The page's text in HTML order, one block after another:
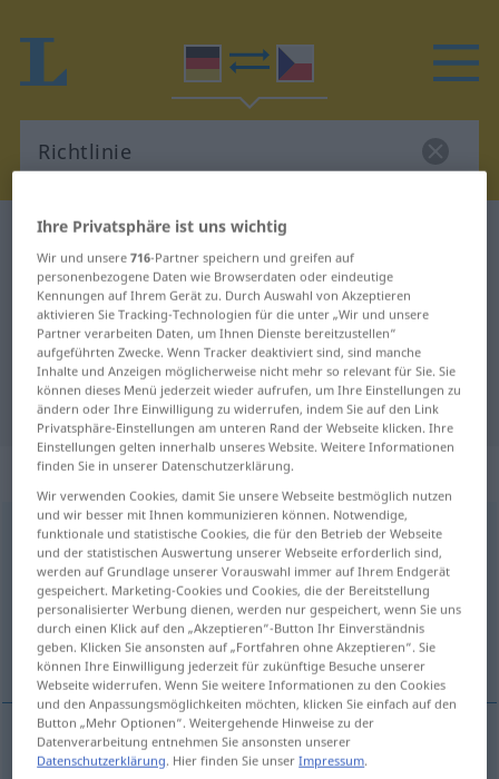
Deutsch-Tschechisch Wörterbuch
Deutsch-Tschechisch Übersetzung
für "Richtlinie"
"Richtlinie" Tschechisch
Übersetzung
„Richtlinie“: feminin
Richtlinief
Übersicht aller Übersetzungen
(Für mehr Details die Übersetzung anklicken/antippen)
smĕrnice
smĕrnicef Richtlinie
Ihre Privatsphäre ist uns wichtig
Wir und unsere716-Partner speichern und greifen auf
personenbezogene Daten wie Browserdaten oder eindeutige
Kennungen auf Ihrem Gerät zu. Durch Auswahl von Akzeptieren
aktivieren Sie Tracking-Technologien für die unter „Wir und unsere
Partner verarbeiten Daten, um Ihnen Dienste bereitzustellen“
aufgeführten Zwecke. Wenn Tracker deaktiviert sind, sind manche
Inhalte und Anzeigen möglicherweise nicht mehr so relevant für Sie. Sie
können dieses Menü jederzeit wieder aufrufen, um Ihre Einstellungen zu
ändern oder Ihre Einwilligung zu widerrufen, indem Sie auf den Link
Privatsphäre-Einstellungen am unteren Rand der Webseite klicken. Ihre
Einstellungen gelten innerhalb unseres Website. Weitere Informationen
finden Sie in unserer Datenschutzerklärung.
Wir verwenden Cookies, damit Sie unsere Webseite bestmöglich nutzen
und wir besser mit Ihnen kommunizieren können. Notwendige,
funktionale und statistische Cookies, die für den Betrieb der Webseite
und der statistischen Auswertung unserer Webseite erforderlich sind,
werden auf Grundlage unserer Vorauswahl immer auf Ihrem Endgerät
gespeichert. Marketing-Cookies und Cookies, die der Bereitstellung
personalisierter Werbung dienen, werden nur gespeichert, wenn Sie uns
durch einen Klick auf den „Akzeptieren“-Button Ihr Einverständnis
geben. Klicken Sie ansonsten auf „Fortfahren ohne Akzeptieren“. Sie
können Ihre Einwilligung jederzeit für zukünftige Besuche unserer
Webseite widerrufen. Wenn Sie weitere Informationen zu den Cookies
und den Anpassungsmöglichkeiten möchten, klicken Sie einfach auf den
Button „Mehr Optionen“. Weitergehende Hinweise zu der
Datenverarbeitung entnehmen Sie ansonsten unserer
Datenschutzerklärung. Hier finden Sie unserImpressum.